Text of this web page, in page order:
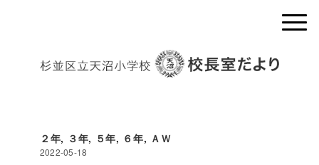
２年, ３年, ５年, ６年, ＡＷ
2022-05-18